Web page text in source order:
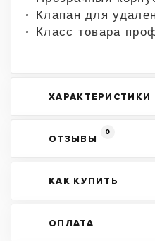
Клапан для
Класс товара
ХАРАКТЕРИСТИКИ
ОТЗЫВЫ
0
КАК КУПИТЬ
ОПЛАТА